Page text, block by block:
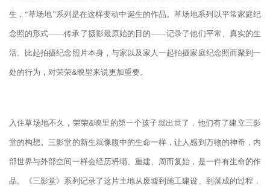
生，“草场地”系列是在这样变动中诞生的作品。草场地系列以平常家庭纪
念照的形式——传承了摄影最原始的目的——记录了他们平常、真实的生
活。比起拍摄纪念照片本身，与家以及家人一起拍摄家庭纪念照而聚到一
处的行为，对荣荣&映里来说更加重要。
入住草场地不久，荣荣&映里的第一个孩子就出世了，他们有了建立三影
堂的构想。三影堂的新生就像腹中的生命一样，让人感到万物的神奇，内
部世界与外部空间一样会经历坍塌、重建、周而复始，是一件有生命的作
品。《三影堂》系列记录了这片土地从废墟到施工建设、到落成的过程，